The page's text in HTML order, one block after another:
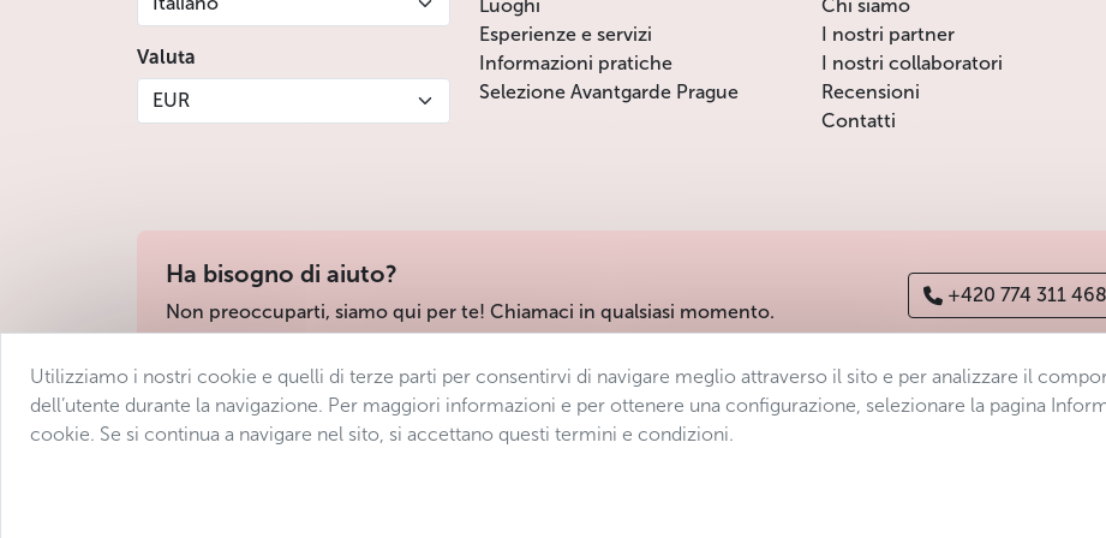
Valuta
EUR
Luoghi
Esperienze e servizi
Informazioni pratiche
Selezione Avantgarde Prague
Chi siamo
I nostri partner
I nostri collaboratori
Recensioni
Contatti
Ha bisogno di aiuto?
Non preoccuparti, siamo qui per te! Chiamaci in qualsiasi momento.
+420 774 311 468
Condizioni di vendita Protezione dei dati Dichiarazione di accessibilità Manage consent Sitemap
Utilizziamo i nostri cookie e quelli di terze parti per consentirvi di navigare meglio attraverso il sito e per analizzare il
dell’utente durante la navigazione. Per maggiori informazioni e per ottenere una configurazione, selezionare la pagina
cookie. Se si continua a navigare nel sito, si accettano questi termini e condizioni.